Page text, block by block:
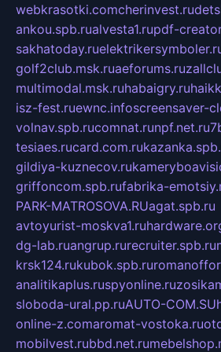
webkrasotki.comcherinvest.ru
ankou.spb.rualvesta1.rupdf-
sakhatoday.ru
golf2club.msk.ruaeforums.ru
multimodal.msk.ruhabaigry.ru
isz-fest.ruewnc.infoscreensaver-
volnav.spb.rucomnat.runpf.net.ru
tesiaes.rucard.com.ru
gildiya-kuznecov.ru
griffoncom.spb.rufabrika-
PARK-MATROSOVA.RUagat.spb.ru
avtoyurist-moskva1.ru
dg-lab.ruangrup.rurecruiter.spb.ru
krsk124.rukubok.spb.ru
analitikaplus.ruspyonline.ru
sloboda-ural.pp.ruAUTO-COM.SU
online-z.comaromat-vostoka.ru
mobilvest.rubbd.net.ru